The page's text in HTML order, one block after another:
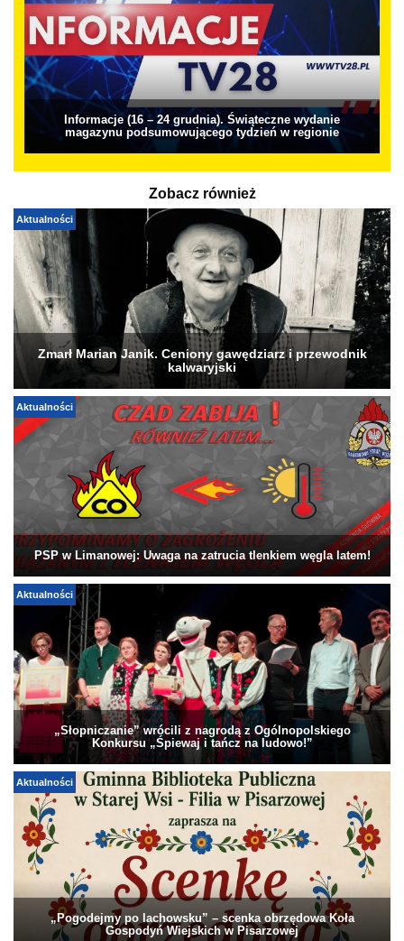
Informacje (16 – 24 grudnia). Świąteczne wydanie
magazynu podsumowującego tydzień w regionie
Zobacz również
Aktualności
Zmarł Marian Janik. Ceniony gawędziarz i przewodnik
kalwaryjski
Aktualności
PSP w Limanowej: Uwaga na zatrucia tlenkiem węgla latem!
Aktualności
„Słopniczanie” wrócili z nagrodą z Ogólnopolskiego
Konkursu „Śpiewaj i tańcz na ludowo!”
Aktualności
„Pogodejmy po lachowsku” – scenka obrzędowa Koła
Gospodyń Wiejskich w Pisarzowej